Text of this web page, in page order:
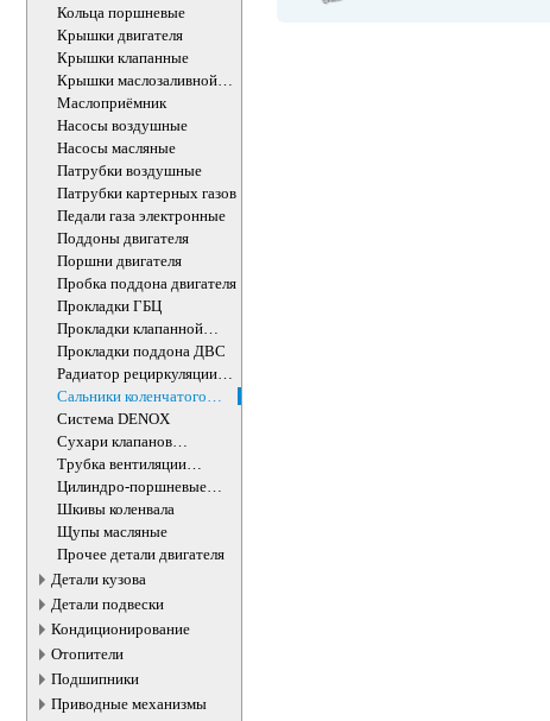
Кольца поршневые
Крышки двигателя
Крышки клапанные
Крышки маслозаливной
горловины
Маслоприёмник
Насосы воздушные
Насосы масляные
Патрубки воздушные
Патрубки картерных газов
Педали газа электронные
Поддоны двигателя
Поршни двигателя
Пробка поддона двигателя
Прокладки ГБЦ
Прокладки клапанной
крышки
Прокладки поддона ДВС
Радиатор рециркуляции
ОГ
Сальники коленчатого
вала двигателя
Система DENOX
Сухари клапанов
впускных/выпускных
Трубка вентиляции
картера
Цилиндро-поршневые
группы ДВС
Шкивы коленвала
Щупы масляные
Прочее детали двигателя
Детали кузова
Детали подвески
Кондиционирование
Отопители
Подшипники
Приводные механизмы